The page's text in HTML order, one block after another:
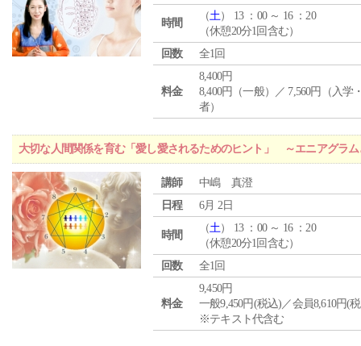
時間
（土） 13 ：00 ～ 16 ：20
（休憩20分1回含む）
回数
全1回
料金
8,400円
8,400円（一般）／ 7,560円（入学
者）
大切な人間関係を育む「愛し愛されるためのヒント」 ～エニアグラ
講師
中嶋 真澄
日程
6月 2日
時間
（土） 13 ：00 ～ 16 ：20
（休憩20分1回含む）
回数
全1回
料金
9,450円
一般9,450円(税込)／会員8,610円(
※テキスト代含む